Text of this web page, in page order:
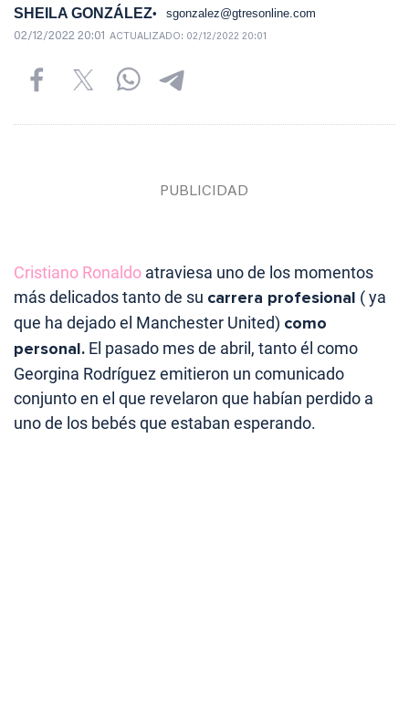
SHEILA GONZÁLEZ sgonzalez@gtresonline.com
02/12/2022 20:01 ACTUALIZADO: 02/12/2022 20:01
Cristiano Ronaldo atraviesa uno de los momentos
más delicados tanto de su carrera profesional ( ya
que ha dejado el Manchester United) como
personal. El pasado mes de abril, tanto él como
Georgina Rodríguez emitieron un comunicado
conjunto en el que revelaron que habían perdido a
uno de los bebés que estaban esperando.